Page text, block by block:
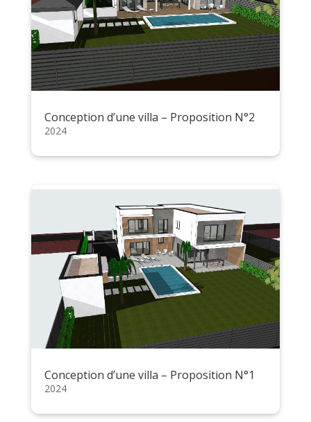
Conception d’une villa – Proposition N°2
2024
Conception d’une villa – Proposition N°1
2024